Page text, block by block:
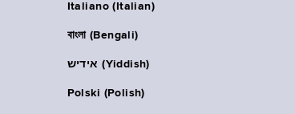
Italiano (Italian)
বাংলা (Bengali)
אידיש (Yiddish)
Polski (Polish)